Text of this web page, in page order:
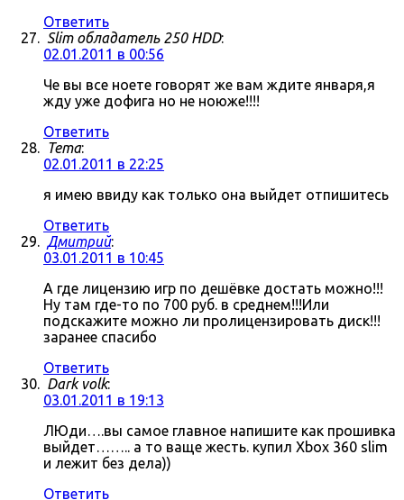
Ответить
Slim обладатель 250 HDD:
02.01.2011 в 00:56
Че вы все ноете говорят же вам ждите января,я
жду уже дофига но не ноюже!!!!
Ответить
Tema:
02.01.2011 в 22:25
я имею ввиду как только она выйдет отпишитесь
Ответить
Дмитрий:
03.01.2011 в 10:45
А где лицензию игр по дешёвке достать можно!!!
Ну там где-то по 700 руб. в среднем!!!Или
подскажите можно ли пролицензировать диск!!!
заранее спасибо
Ответить
Dark volk:
03.01.2011 в 19:13
ЛЮди….вы самое главное напишите как прошивка
выйдет…….. а то ваще жесть. купил Xbox 360 slim
и лежит без дела))
Ответить